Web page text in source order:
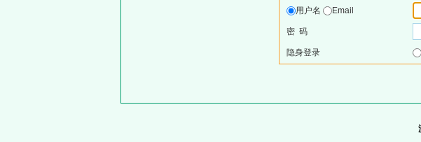
用户名
Email
密 码
隐身登录